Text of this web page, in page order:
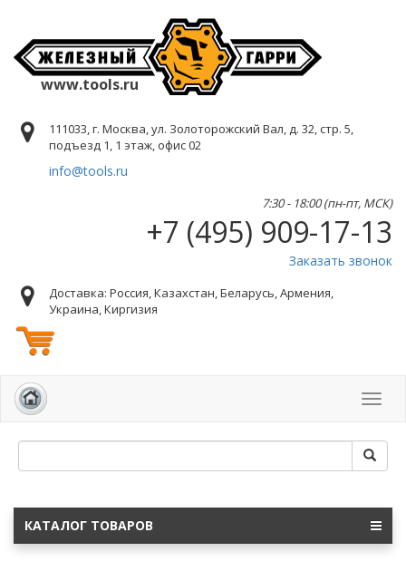
www.tools.ru
111033, г. Москва, ул. Золоторожский Вал, д. 32, стр. 5,
подъезд 1, 1 этаж, офис 02
info@tools.ru
7:30 - 18:00 (пн-пт, МСК)
+7 (495) 909-17-13
Заказать звонок
Доставка: Россия, Казахстан, Беларусь, Армения,
Украина, Киргизия
КАТАЛОГ ТОВАРОВ